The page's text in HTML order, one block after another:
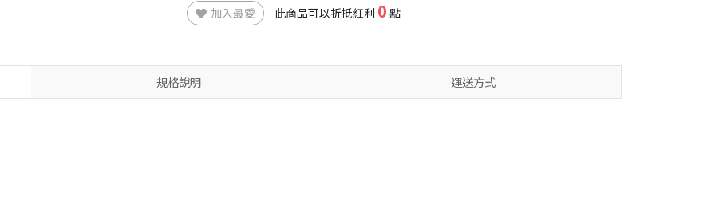
加入最愛 此商品可以折抵紅利 0 點
規格說明 運送方式